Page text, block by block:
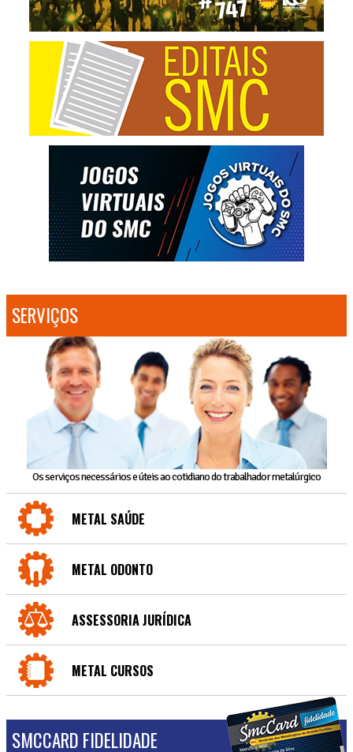
SERVIÇOS
Os serviços necessários e úteis ao cotidiano do trabalhador metalúrgico
METAL SAÚDE
METAL ODONTO
ASSESSORIA JURÍDICA
METAL CURSOS
SMCCARD FIDELIDADE